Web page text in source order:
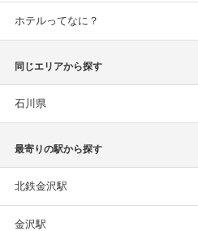
ホテルってなに？
同じエリアから探す
石川県
最寄りの駅から探す
北鉄金沢駅
金沢駅